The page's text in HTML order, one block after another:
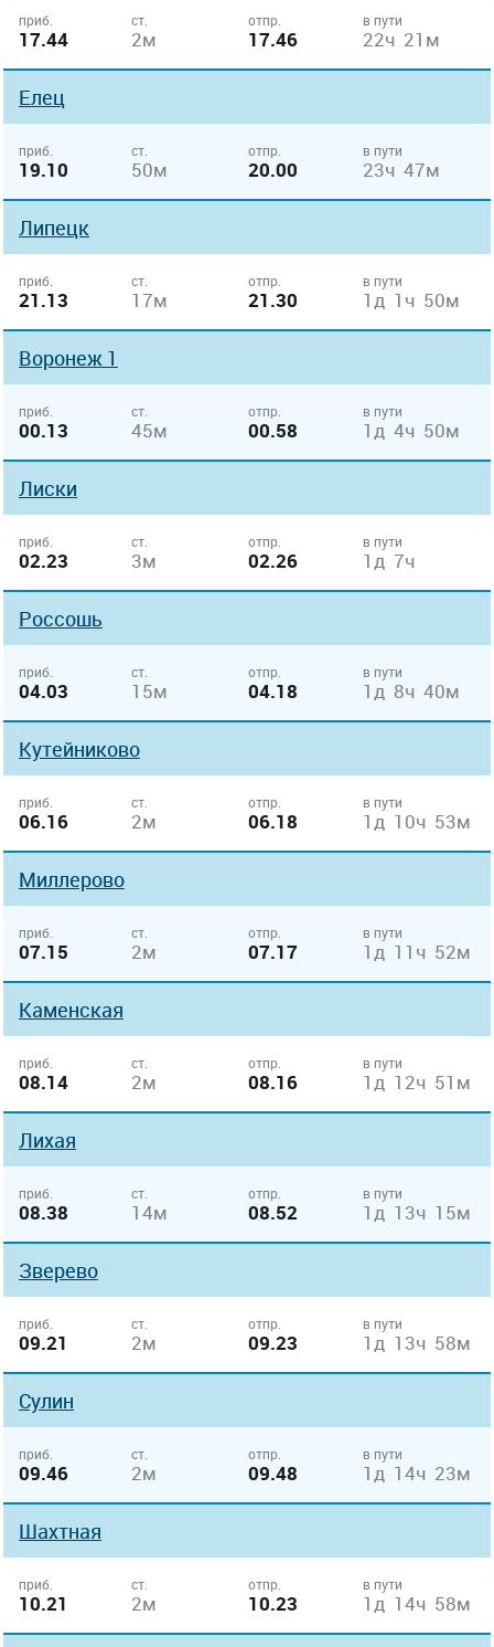
приб.
17.44
ст.
2м
отпр.
17.46
в пути
22ч 21м
Елец
приб.
19.10
ст.
50м
отпр.
20.00
в пути
23ч 47м
Липецк
приб.
21.13
ст.
17м
отпр.
21.30
в пути
1д 1ч 50м
Воронеж 1
приб.
00.13
ст.
45м
отпр.
00.58
в пути
1д 4ч 50м
Лиски
приб.
02.23
ст.
3м
отпр.
02.26
в пути
1д 7ч
Россошь
приб.
04.03
ст.
15м
отпр.
04.18
в пути
1д 8ч 40м
Кутейниково
приб.
06.16
ст.
2м
отпр.
06.18
в пути
1д 10ч 53м
Миллерово
приб.
07.15
ст.
2м
отпр.
07.17
в пути
1д 11ч 52м
Каменская
приб.
08.14
ст.
2м
отпр.
08.16
в пути
1д 12ч 51м
Лихая
приб.
08.38
ст.
14м
отпр.
08.52
в пути
1д 13ч 15м
Зверево
приб.
09.21
ст.
2м
отпр.
09.23
в пути
1д 13ч 58м
Сулин
приб.
09.46
ст.
2м
отпр.
09.48
в пути
1д 14ч 23м
Шахтная
приб.
10.21
ст.
2м
отпр.
10.23
в пути
1д 14ч 58м